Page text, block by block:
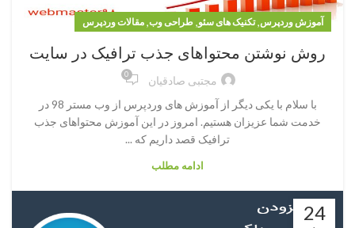
آموزش وردپرس,تکنیک های سئو, طراحی وب, مقالات وردپرس
روش نوشتن محتواهای جذب ترافیک در سایت
مجتبی صادقیان 0
با سلام با یکی دیگر از آموزش های وردپرس از وب مستر 98 در
خدمت شما عزیزان هستیم. امروز در این آموزش محتواهای جذب
ترافیک قصد داریم که ...
ادامه مطلب
24